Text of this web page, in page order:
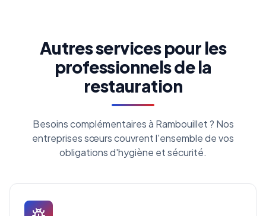
Autres services pour les
professionnels de la
restauration
Besoins complémentaires à Rambouillet ? Nos
entreprises sœurs couvrent l'ensemble de vos
obligations d'hygiène et sécurité.